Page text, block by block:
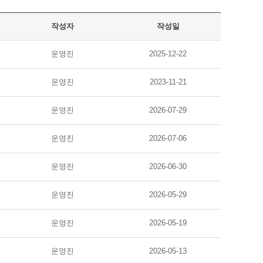
작성자 작성일
운영진 2025-12-22
운영진 2023-11-21
운영진 2026-07-29
운영진 2026-07-06
운영진 2026-06-30
운영진 2026-05-29
운영진 2026-05-19
운영진 2026-05-13